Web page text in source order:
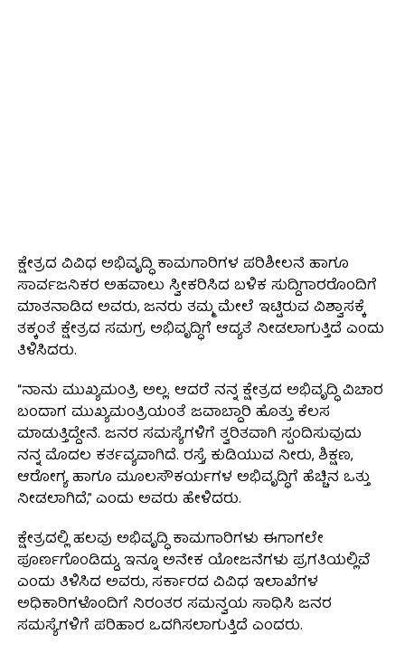
ಕ್ಷೇತ್ರದ ವಿವಿಧ ಅಭಿವೃದ್ಧಿ ಕಾಮಗಾರಿಗಳ ಪರಿಶೀಲನೆ ಹಾಗೂ
ಸಾರ್ವಜನಿಕರ ಅಹವಾಲು ಸ್ವೀಕರಿಸಿದ ಬಳಿಕ ಸುದ್ದಿಗಾರರೊಂದಿಗೆ
ಮಾತನಾಡಿದ ಅವರು, ಜನರು ತಮ್ಮ ಮೇಲೆ ಇಟ್ಟಿರುವ ವಿಶ್ವಾಸಕ್ಕೆ
ತಕ್ಕಂತೆ ಕ್ಷೇತ್ರದ ಸಮಗ್ರ ಅಭಿವೃದ್ಧಿಗೆ ಆದ್ಯತೆ ನೀಡಲಾಗುತ್ತಿದೆ ಎಂದು
ತಿಳಿಸಿದರು.
“ನಾನು ಮುಖ್ಯಮಂತ್ರಿ ಅಲ್ಲ. ಆದರೆ ನನ್ನ ಕ್ಷೇತ್ರದ ಅಭಿವೃದ್ಧಿ ವಿಚಾರ
ಬಂದಾಗ ಮುಖ್ಯಮಂತ್ರಿಯಂತೆ ಜವಾಬ್ದಾರಿ ಹೊತ್ತು ಕೆಲಸ
ಮಾಡುತ್ತಿದ್ದೇನೆ. ಜನರ ಸಮಸ್ಯೆಗಳಿಗೆ ತ್ವರಿತವಾಗಿ ಸ್ಪಂದಿಸುವುದು
ನನ್ನ ಮೊದಲ ಕರ್ತವ್ಯವಾಗಿದೆ. ರಸ್ತೆ, ಕುಡಿಯುವ ನೀರು, ಶಿಕ್ಷಣ,
ಆರೋಗ್ಯ ಹಾಗೂ ಮೂಲಸೌಕರ್ಯಗಳ ಅಭಿವೃದ್ಧಿಗೆ ಹೆಚ್ಚಿನ ಒತ್ತು
ನೀಡಲಾಗಿದೆ,” ಎಂದು ಅವರು ಹೇಳಿದರು.
ಕ್ಷೇತ್ರದಲ್ಲಿ ಹಲವು ಅಭಿವೃದ್ಧಿ ಕಾಮಗಾರಿಗಳು ಈಗಾಗಲೇ
ಪೂರ್ಣಗೊಂಡಿದ್ದು, ಇನ್ನೂ ಅನೇಕ ಯೋಜನೆಗಳು ಪ್ರಗತಿಯಲ್ಲಿವೆ
ಎಂದು ತಿಳಿಸಿದ ಅವರು, ಸರ್ಕಾರದ ವಿವಿಧ ಇಲಾಖೆಗಳ
ಅಧಿಕಾರಿಗಳೊಂದಿಗೆ ನಿರಂತರ ಸಮನ್ವಯ ಸಾಧಿಸಿ ಜನರ
ಸಮಸ್ಯೆಗಳಿಗೆ ಪರಿಹಾರ ಒದಗಿಸಲಾಗುತ್ತಿದೆ ಎಂದರು.